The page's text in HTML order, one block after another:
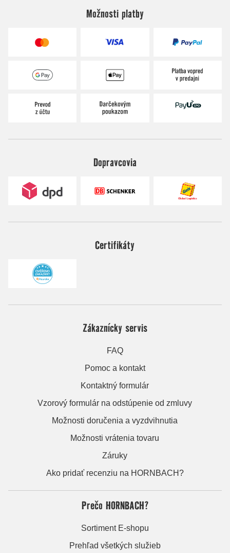
Možnosti platby
Dopravcovia
Certifikáty
Zákaznícky servis
FAQ
Pomoc a kontakt
Kontaktný formulár
Vzorový formulár na odstúpenie od zmluvy
Možnosti doručenia a vyzdvihnutia
Možnosti vrátenia tovaru
Záruky
Ako pridať recenziu na HORNBACH?
Prečo HORNBACH?
Sortiment E-shopu
Prehľad všetkých služieb